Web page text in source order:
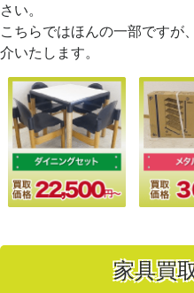
さい。
こちらではほんの一部ですが
介いたします。
家具買